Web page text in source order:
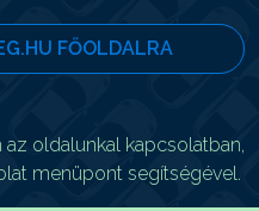
FŐOLDALRA
oldalunkal kapcsolatban,
menüpont segítségével.